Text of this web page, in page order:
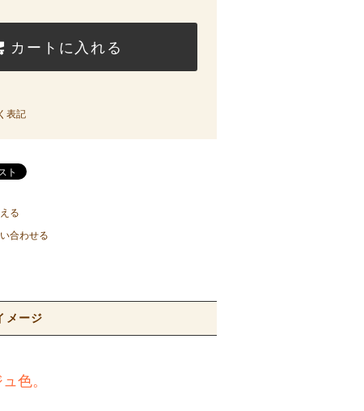
カートに入れる
表記
る
合わせる
メージ
色。